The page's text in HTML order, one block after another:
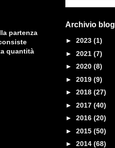
partenza
quantità
Archivio blog
► 2023 (1)
► 2021 (7)
► 2020 (8)
► 2019 (9)
► 2018 (27)
► 2017 (40)
► 2016 (20)
► 2015 (50)
► 2014 (68)